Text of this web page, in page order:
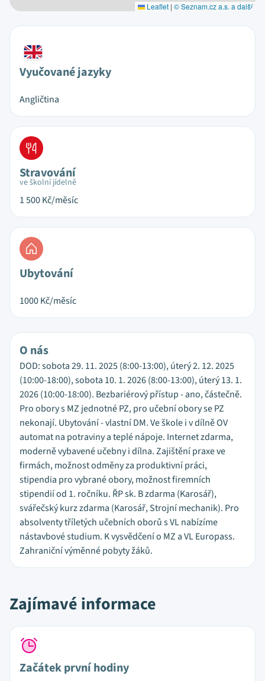
Leaflet | © Seznam.cz a.s. a další
Vyučované jazyky
Angličtina
Stravování
ve školní jídelně
1 500Kč/měsíc
Ubytování
1000Kč/měsíc
O nás
DOD: sobota 29. 11. 2025 (8:00-13:00), úterý 2. 12. 2025
(10:00-18:00), sobota 10. 1. 2026 (8:00-13:00), úterý 13. 1.
2026 (10:00-18:00). Bezbariérový přístup - ano, částečně.
Pro obory s MZ jednotné PZ, pro učební obory se PZ
nekonají. Ubytování - vlastní DM. Ve škole i v dílně OV
automat na potraviny a teplé nápoje. Internet zdarma,
moderně vybavené učebny i dílna. Zajištění praxe ve
firmách, možnost odměny za produktivní práci,
stipendia pro vybrané obory, možnost firemních
stipendií od 1. ročníku. ŘP sk. B zdarma (Karosář),
svářečský kurz zdarma (Karosář, Strojní mechanik). Pro
absolventy tříletých učebních oborů s VL nabízíme
nástavbové studium. K vysvědčení o MZ a VL Europass.
Zahraniční výměnné pobyty žáků.
Zajímavé informace
Začátek první hodiny